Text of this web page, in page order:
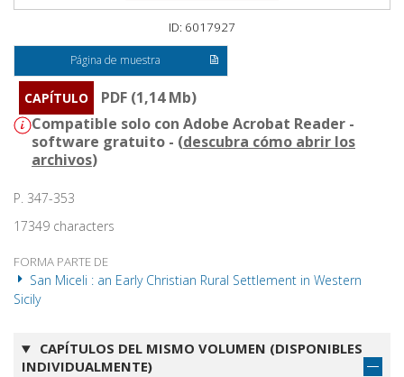
ID: 6017927
Página de muestra
CAPÍTULO
PDF (1,14 Mb)
Compatible solo con Adobe Acrobat Reader -
software gratuito - (descubra cómo abrir los
archivos)
P. 347-353
17349 characters
FORMA PARTE DE
San Miceli : an Early Christian Rural Settlement in Western
Sicily
CAPÍTULOS DEL MISMO VOLUMEN (DISPONIBLES
INDIVIDUALMENTE)